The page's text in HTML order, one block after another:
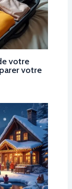
votre
votre